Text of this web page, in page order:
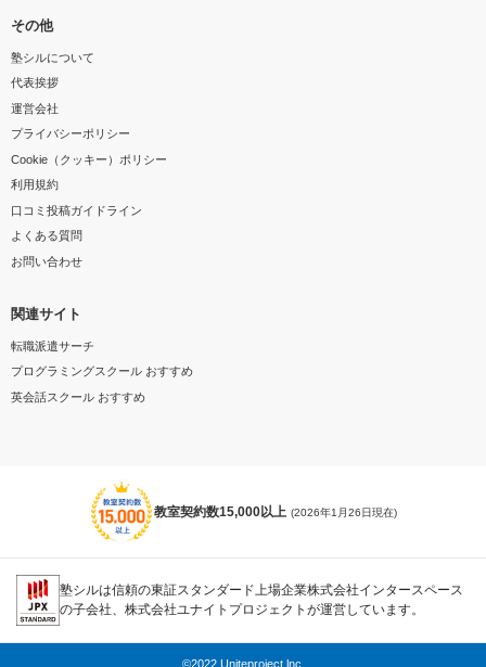
その他
塾シルについて
代表挨拶
運営会社
プライバシーポリシー
Cookie（クッキー）ポリシー
利用規約
口コミ投稿ガイドライン
よくある質問
お問い合わせ
関連サイト
転職派遣サーチ
プログラミングスクール おすすめ
英会話スクール おすすめ
教室契約数15,000以上 (2026年1月26日現在)
塾シルは信頼の東証スタンダード上場企業株式会社インタースペース
の子会社、株式会社ユナイトプロジェクトが運営しています。
©2022 Uniteproject.lnc.